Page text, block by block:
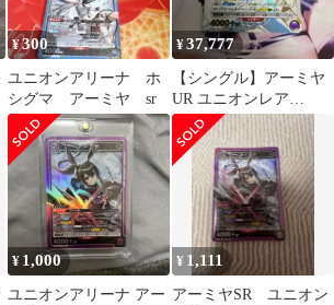
¥300
ユニオンアリーナ ホ
シグマ アーミヤ sr
¥37,777
【シングル】アーミヤ
UR ユニオンレア
WINNER
¥ 1,000
ユニオンアリーナ アー
¥ 1,111
アーミヤSR ユニオン